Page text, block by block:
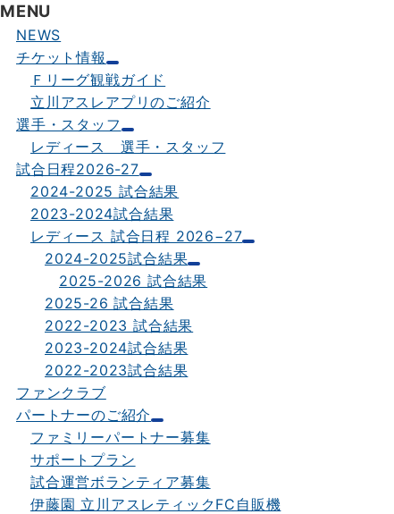
MENU
NEWS
チケット情報
Ｆリーグ観戦ガイド
立川アスレアプリのご紹介
選手・スタッフ
レディース 選手・スタッフ
試合日程2026-27
2024-2025 試合結果
2023-2024試合結果
レディース 試合日程 2026−27
2024-2025試合結果
2025-2026 試合結果
2025-26 試合結果
2022-2023 試合結果
2023-2024試合結果
2022-2023試合結果
ファンクラブ
パートナーのご紹介
ファミリーパートナー募集
サポートプラン
試合運営ボランティア募集
伊藤園 立川アスレティックFC自販機